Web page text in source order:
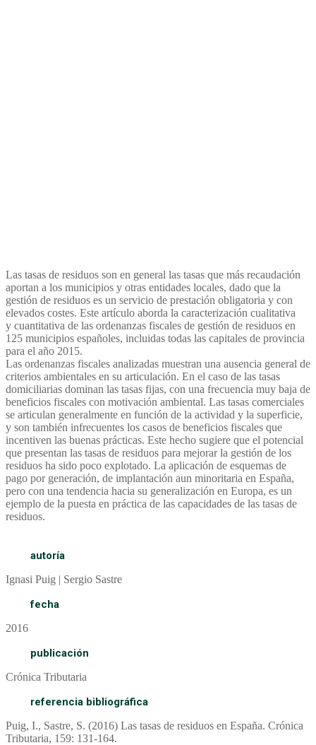
Las tasas de residuos son en general las tasas que más recaudación
aportan a los municipios y otras entidades locales, dado que la
gestión de residuos es un servicio de prestación obligatoria y con
elevados costes. Este artículo aborda la caracterización cualitativa
y cuantitativa de las ordenanzas fiscales de gestión de residuos en
125 municipios españoles, incluidas todas las capitales de provincia
para el año 2015.
Las ordenanzas fiscales analizadas muestran una ausencia general de
criterios ambientales en su articulación. En el caso de las tasas
domiciliarias dominan las tasas fijas, con una frecuencia muy baja de
beneficios fiscales con motivación ambiental. Las tasas comerciales
se articulan generalmente en función de la actividad y la superficie,
y son también infrecuentes los casos de beneficios fiscales que
incentiven las buenas prácticas. Este hecho sugiere que el potencial
que presentan las tasas de residuos para mejorar la gestión de los
residuos ha sido poco explotado. La aplicación de esquemas de
pago por generación, de implantación aun minoritaria en España,
pero con una tendencia hacia su generalización en Europa, es un
ejemplo de la puesta en práctica de las capacidades de las tasas de
residuos.
autoría
Ignasi Puig | Sergio Sastre
fecha
2016
publicación
Crónica Tributaria
referencia bibliográfica
Puig, I., Sastre, S. (2016) Las tasas de residuos en España. Crónica
Tributaria, 159: 131-164.